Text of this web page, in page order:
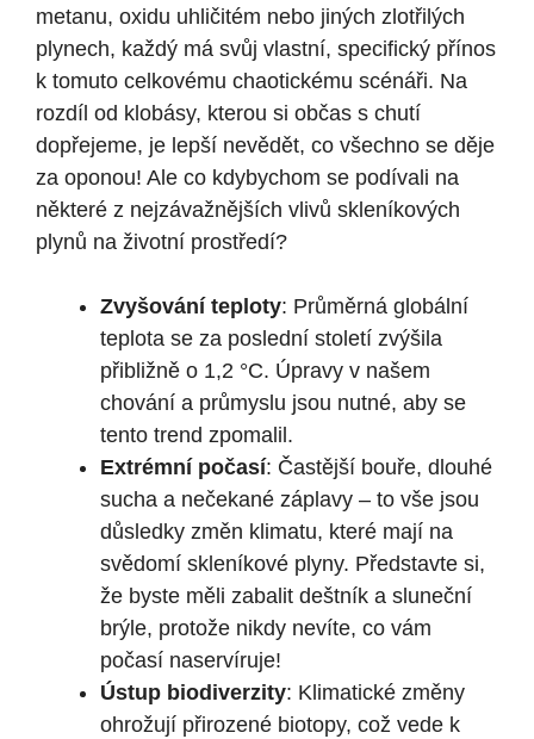
metanu, oxidu uhličitém nebo jiných zlotřilých
plynech, každý má svůj vlastní, specifický přínos
k tomuto celkovému chaotickému scénáři. Na
rozdíl od klobásy, kterou si občas s chutí
dopřejeme, je lepší nevědět, co všechno se děje
za oponou! Ale co kdybychom se podívali na
některé z nejzávažnějších vlivů skleníkových
plynů na životní prostředí?
Zvyšování teploty: Průměrná globální
teplota se za poslední století zvýšila
přibližně o 1,2 °C. Úpravy v našem
chování a průmyslu jsou nutné, aby se
tento trend zpomalil.
Extrémní počasí: Častější bouře, dlouhé
sucha a nečekané záplavy – to vše jsou
důsledky změn klimatu, které mají na
svědomí skleníkové plyny. Představte si,
že byste měli zabalit deštník a sluneční
brýle, protože nikdy nevíte, co vám
počasí naservíruje!
Ústup biodiverzity: Klimatické změny
ohrožují přirozené biotopy, což vede k